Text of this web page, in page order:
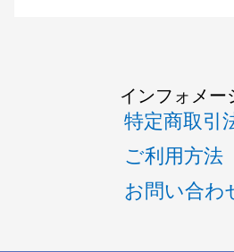
インフォメー
特定商取引
ご利用方法
お問い合わ